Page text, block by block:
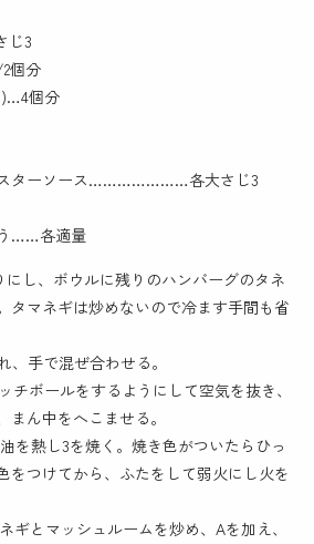
じ3
個分
)…4個分
スターソース…………………各大さじ3
……各適量
し、ボウルに残りのハンバーグのタネ
タマネギは炒めないので冷ます手間も省
、手で混ぜ合わせる。
チボールをするようにして空気を抜き、
ん中をへこませる。
を熱し3を焼く。焼き色がついたらひっ
をつけてから、ふたをして弱火にし火を
ギとマッシュルームを炒め、Aを加え、